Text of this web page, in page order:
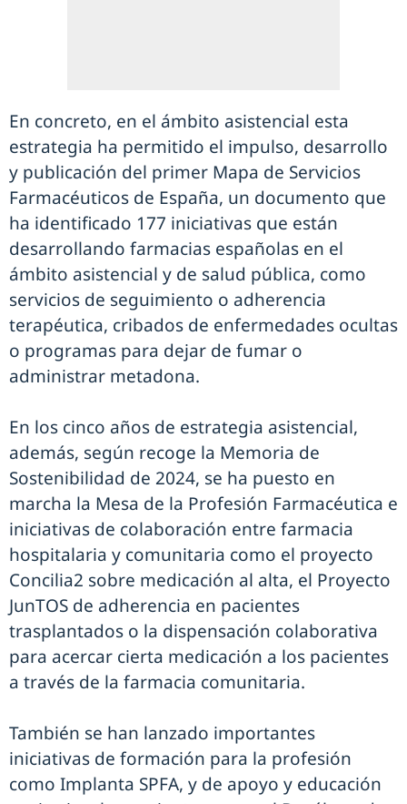
En concreto, en el ámbito asistencial esta
estrategia ha permitido el impulso, desarrollo
y publicación del primer Mapa de Servicios
Farmacéuticos de España, un documento que
ha identificado 177 iniciativas que están
desarrollando farmacias españolas en el
ámbito asistencial y de salud pública, como
servicios de seguimiento o adherencia
terapéutica, cribados de enfermedades ocultas
o programas para dejar de fumar o
administrar metadona.
En los cinco años de estrategia asistencial,
además, según recoge la Memoria de
Sostenibilidad de 2024, se ha puesto en
marcha la Mesa de la Profesión Farmacéutica e
iniciativas de colaboración entre farmacia
hospitalaria y comunitaria como el proyecto
Concilia2 sobre medicación al alta, el Proyecto
JunTOS de adherencia en pacientes
trasplantados o la dispensación colaborativa
para acercar cierta medicación a los pacientes
a través de la farmacia comunitaria.
También se han lanzado importantes
iniciativas de formación para la profesión
como Implanta SPFA, y de apoyo y educación